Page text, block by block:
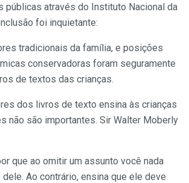
públicas através do Instituto Nacional da
foi inquietante:
tradicionais da família, e posições
conservadoras foram segura­mente
de textos das crianças.
dos livros de texto ensina às crianças
não são importantes. Sir Walter Moberly
que ao omitir um assunto você nada
Ao contrário, ensina que ele deve